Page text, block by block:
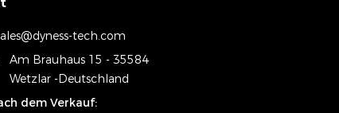
tech.com
Am Brauhaus 15 - 35584
Wetzlar -Deutschland
dem Verkauf: